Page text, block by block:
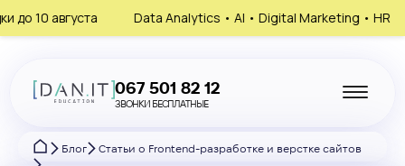
Data Analytics • AI • Digital Marketing • HR Запишись
067 501 82 12
ЗВОНКИ БЕСПЛАТНЫЕ
Блог Статьи о Frontend-разработке и верстке сайтов